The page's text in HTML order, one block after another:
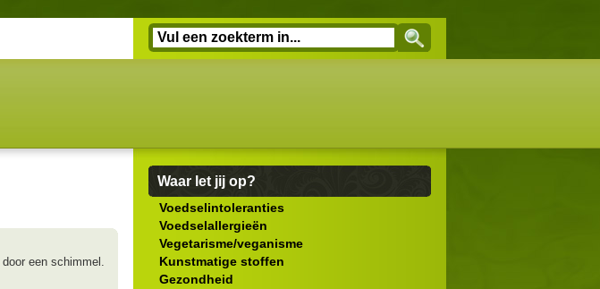
door een schimmel.
Waar let jij op?
Voedselintoleranties
Voedselallergieën
Vegetarisme/veganisme
Kunstmatige stoffen
Gezondheid